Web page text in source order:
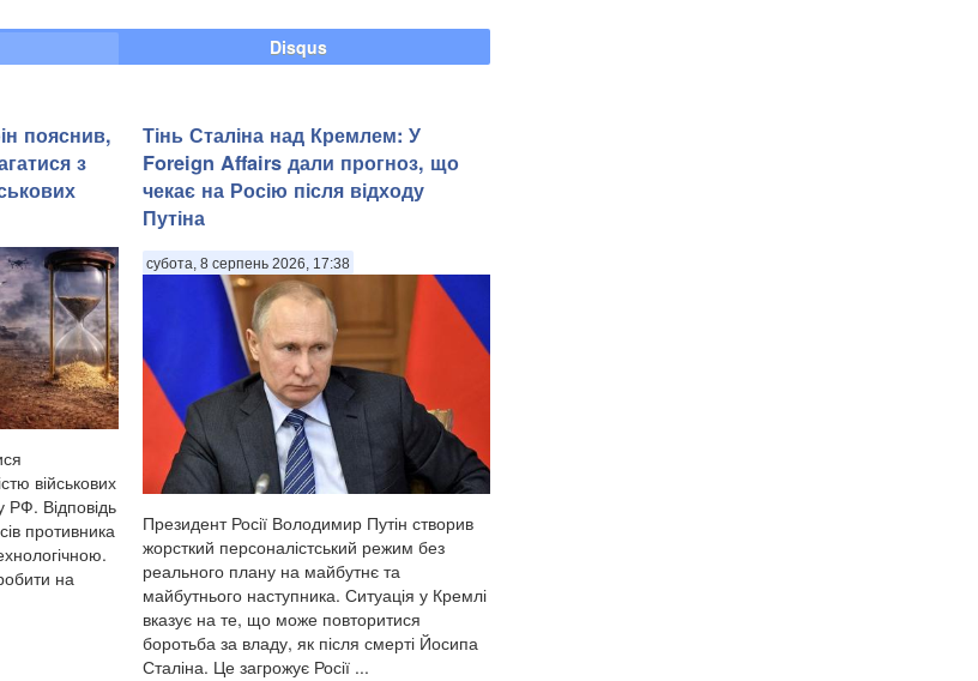
Disqus
пояснив,
з
військових
РФ. Відповідь
противника
на
Тінь Сталіна над Кремлем: У
Foreign Affairs дали прогноз, що
чекає на Росію після відходу
Путіна
субота, 8 серпень 2026, 17:38
Президент Росії Володимир Путін створив
жорсткий персоналістський режим без
реального плану на майбутнє та
майбутнього наступника. Ситуація у Кремлі
вказує на те, що може повторитися
боротьба за владу, як після смерті Йосипа
Сталіна. Це загрожує Росії ...